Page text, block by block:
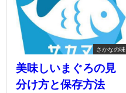
さかなの味
美味しいまぐろの見
分け方と保存方法